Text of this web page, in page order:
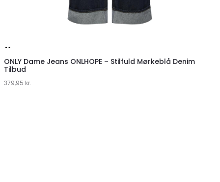
hos
ONLY Dame Jeans ONLHOPE – Stilfuld Mørkeblå Denim
Tilbud
379,95 kr.